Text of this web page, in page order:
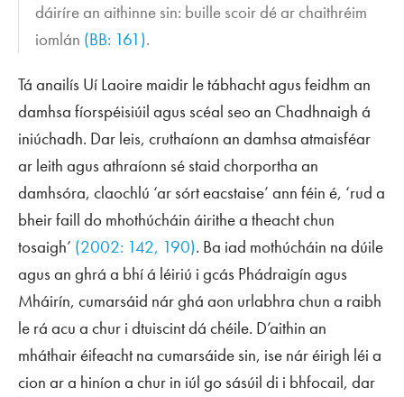
dáiríre an aithinne sin: buille scoir dé ar chaithréim
iomlán (BB: 161).
Tá anailís Uí Laoire maidir le tábhacht agus feidhm an
damhsa fíorspéisiúil agus scéal seo an Chadhnaigh á
iniúchadh. Dar leis, cruthaíonn an damhsa atmaisféar
ar leith agus athraíonn sé staid chorportha an
damhsóra, claochlú ‘ar sórt eacstaise’ ann féin é, ‘rud a
bheir faill do mhothúcháin áirithe a theacht chun
tosaigh’ (2002: 142, 190). Ba iad mothúcháin na dúile
agus an ghrá a bhí á léiriú i gcás Phádraigín agus
Mháirín, cumarsáid nár ghá aon urlabhra chun a raibh
le rá acu a chur i dtuiscint dá chéile. D’aithin an
mháthair éifeacht na cumarsáide sin, ise nár éirigh léi a
cion ar a hiníon a chur in iúl go sásúil di i bhfocail, dar